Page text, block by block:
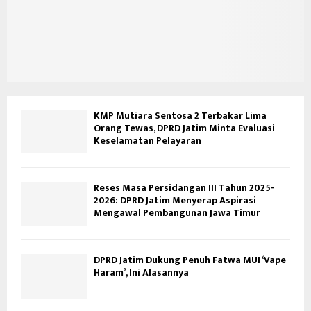
KMP Mutiara Sentosa 2 Terbakar Lima
Orang Tewas, DPRD Jatim Minta Evaluasi
Keselamatan Pelayaran
Reses Masa Persidangan III Tahun 2025-
2026: DPRD Jatim Menyerap Aspirasi
Mengawal Pembangunan Jawa Timur
DPRD Jatim Dukung Penuh Fatwa MUI ‘Vape
Haram’, Ini Alasannya